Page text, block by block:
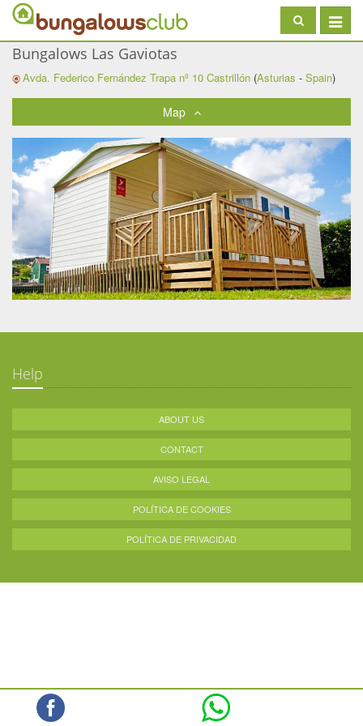
Toggle
Bungalows Las Gaviotas
Avda. Federico Fernández Trapa nº 10Castrillón (Asturias -Spain)
Map
Help
ABOUT US
CONTACT
AVISO LEGAL
POLÍTICA DE COOKIES
POLÍTICA DE PRIVACIDAD